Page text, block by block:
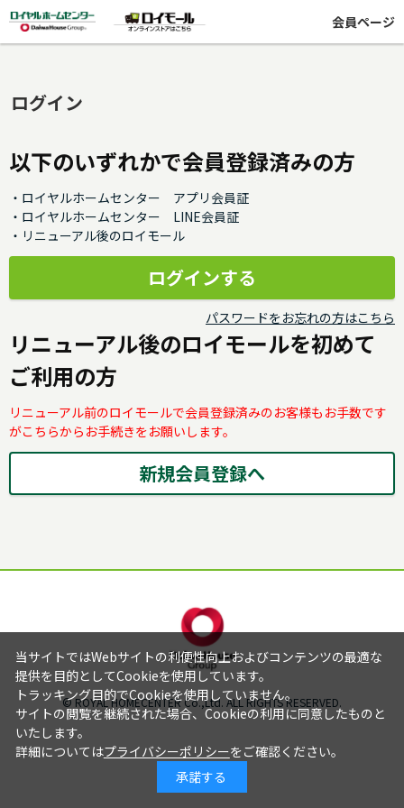
会員ページ
ログイン
以下のいずれかで会員登録済みの方
・ロイヤルホームセンター アプリ会員証
・ロイヤルホームセンター LINE会員証
・リニューアル後のロイモール
パスワードをお忘れの方はこちら
リニューアル後のロイモールを初めて
ご利用の方
リニューアル前のロイモールで会員登録済みのお客様もお手数です
がこちらからお手続きをお願いします。
© ROYAL HOMECENTER Co.,Ltd. ALL RIGHTS RESERVED.
当サイトではWebサイトの利便性向上およびコンテンツの最適な
提供を目的としてCookieを使用しています。
トラッキング目的でCookieを使用していません。
サイトの閲覧を継続された場合、Cookieの利用に同意したものと
いたします。
詳細についてはプライバシーポリシーをご確認ください。
承諾する